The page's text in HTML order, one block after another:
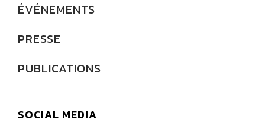
ÉVÉNEMENTS
PRESSE
PUBLICATIONS
SOCIAL MEDIA